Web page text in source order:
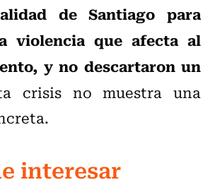
de Santiago para
violencia que afecta al
y no descartaron un
crisis no muestra una
interesar